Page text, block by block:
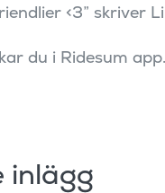
<3” skriver
du i Ridesum app.
inlägg